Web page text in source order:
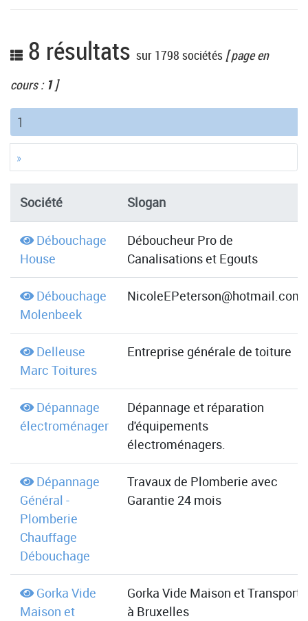
8 résultats sur 1798 sociétés [ page en
cours : 1]
1
»
Société Slogan
Débouchage
House
Déboucheur Pro de
Canalisations et Egouts
Débouchage
Molenbeek
NicoleEPeterson@hotmail.com
Delleuse
Marc Toitures
Entreprise générale de toiture
Dépannage
électroménager
Dépannage et réparation
d'équipements
électroménagers.
Dépannage
Général -
Plomberie
Chauffage
Débouchage
Travaux de Plomberie avec
Garantie 24 mois
Gorka Vide
Maison et
Gorka Vide Maison et Transport
à Bruxelles